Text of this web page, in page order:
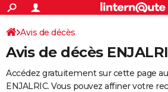
ACTUALITÉS
Politique
Société
Faits Divers
Education
Monde
Villes
+
SPORT
Coupe du monde 2026
Football
Tennis
Cyclisme
Rugby
Forum
Programme TV
TNT
Streaming
Cinéma
Sorties cinéma
Musique
+
FINANCE
Avis de décès
Avis de décès
Accédez gratuitement sur cette page
ENJALRIC. Vous pouvez affiner votre